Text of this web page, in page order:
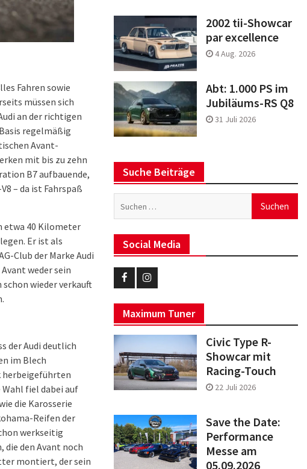
Fahren sowie
müssen sich
an der richtigen
regelmäßig
Avant-
mit bis zu zehn
B7 aufbauende,
– da ist Fahrspaß
etwa 40 Kilometer
Er ist als
Club der Marke Audi
weder sein
wieder verkauft
der Audi deutlich
im Blech
fiel dabei auf
die Karosserie
Reifen der
werkseitig
den Avant noch
montiert, der sein
2002 tii-Showcar
par excellence
4 Aug. 2026
Abt: 1.000 PS im
Jubiläums-RS Q8
31 Juli 2026
Suche Beiträge
Social Media
FacebookInstagram
Maximum Tuner
Civic Type R-
Showcar mit
Racing-Touch
22 Juli 2026
Save the Date:
Performance
Messe am
05.09.2026